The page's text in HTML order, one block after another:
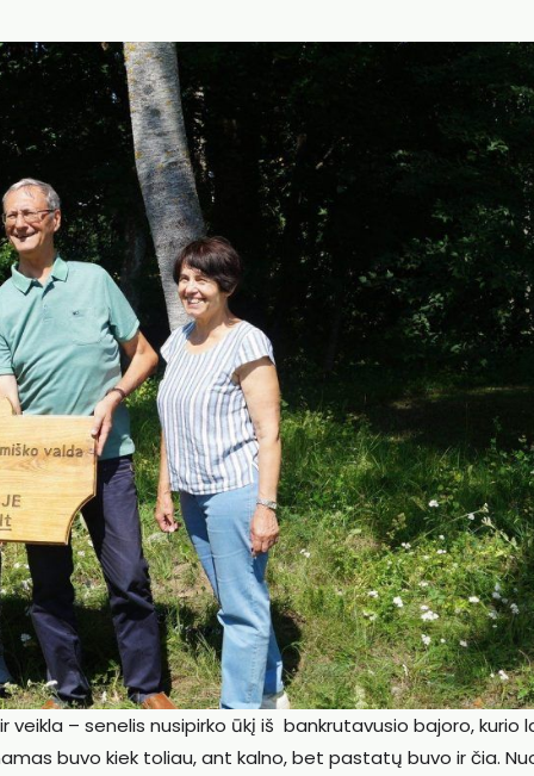
– senelis nusipirko ūkį iš bankrutavusio bajoro, kurio
buvo kiek toliau, ant kalno, bet pastatų buvo ir čia.